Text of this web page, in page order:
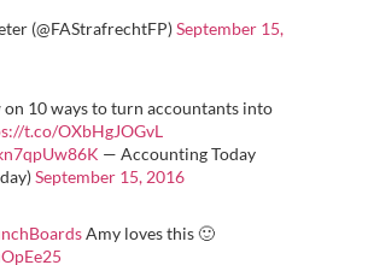
(@FAStrafrechtFP)September 15,
on 10 ways to turn accountants into
t.co/OXbHgJOGvL
— Accounting Today
September 15, 2016
Amy loves this 🙂